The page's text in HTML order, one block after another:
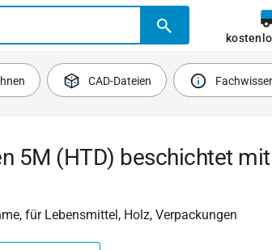
CAD-Dateien
5M (HTD) beschichtet
für Lebensmittel, Holz, Verpackungen